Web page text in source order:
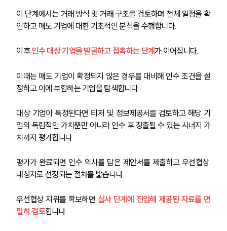
글로벌 파트너 로펌
고객의 소리
통합검색
업무사례
주요 업무사례
법률정보
법률지식인
고객후기
업무분야
전체
이 단계에서는 거래 방식 및 거래 구조를 검토하며 전체 일정을 확
인하고 매도 기업에 대한 기초적인 분석을 수행합니다.
이후 인수 대상 기업을 발굴하고 접촉하는 단계가 이어집니다.
이때는 매도 기업이 확정되지 않은 경우를 대비해 인수 조건을 설
정하고 이에 부합하는 기업을 탐색합니다.
대상 기업이 특정된다면 티저 및 정보제공서를 검토하고 해당 기
업의 독립적인 가치뿐만 아니라 인수 후 창출될 수 있는 시너지 가
치까지 평가합니다.
평가가 완료되면 인수 의사를 담은 제안서를 제출하고 우선협상
대상자로 선정되는 절차를 밟습니다.
우선협상 지위를 확보하면 실사 단계에 진입해 제공된 자료를 면
밀히 검토합니다.